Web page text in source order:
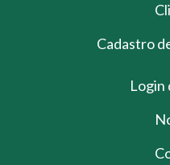
Cadastro
Login